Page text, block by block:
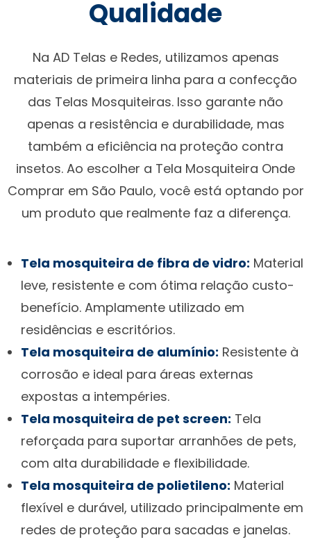
Qualidade
Na AD Telas e Redes, utilizamos apenas
materiais de primeira linha para a confecção
das Telas Mosquiteiras. Isso garante não
apenas a resistência e durabilidade, mas
também a eficiência na proteção contra
insetos. Ao escolher a Tela Mosquiteira Onde
Comprar em São Paulo, você está optando por
um produto que realmente faz a diferença.
Tela mosquiteira de fibra de vidro: Material
leve, resistente e com ótima relação custo-
benefício. Amplamente utilizado em
residências e escritórios.
Tela mosquiteira de alumínio: Resistente à
corrosão e ideal para áreas externas
expostas a intempéries.
Tela mosquiteira de pet screen: Tela
reforçada para suportar arranhões de pets,
com alta durabilidade e flexibilidade.
Tela mosquiteira de polietileno: Material
flexível e durável, utilizado principalmente em
redes de proteção para sacadas e janelas.